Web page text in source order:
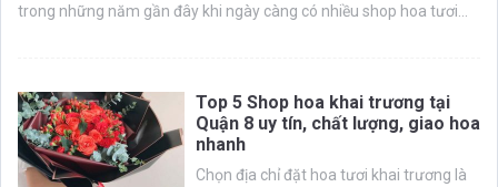
trong những năm gần đây khi ngày càng có nhiều shop hoa tươi...
Top 5 Shop hoa khai trương tại
Quận 8 uy tín, chất lượng, giao hoa
nhanh
Chọn địa chỉ đặt hoa tươi khai trương là